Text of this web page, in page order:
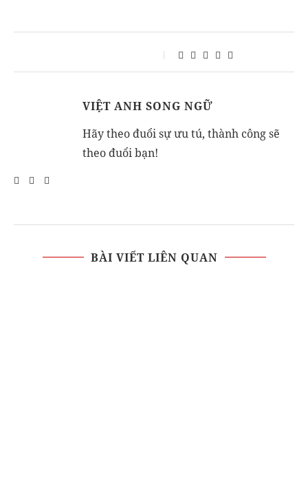
VIỆT ANH SONG NGỮ
Hãy theo đuổi sự ưu tú, thành công sẽ
theo đuổi bạn!
BÀI VIẾT LIÊN QUAN